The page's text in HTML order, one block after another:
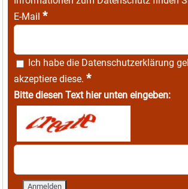
E-Mail *
Ich habe die Datenschutzerklärung
akzeptiere diese. *
Bitte diesen Text hier unten eingeben: